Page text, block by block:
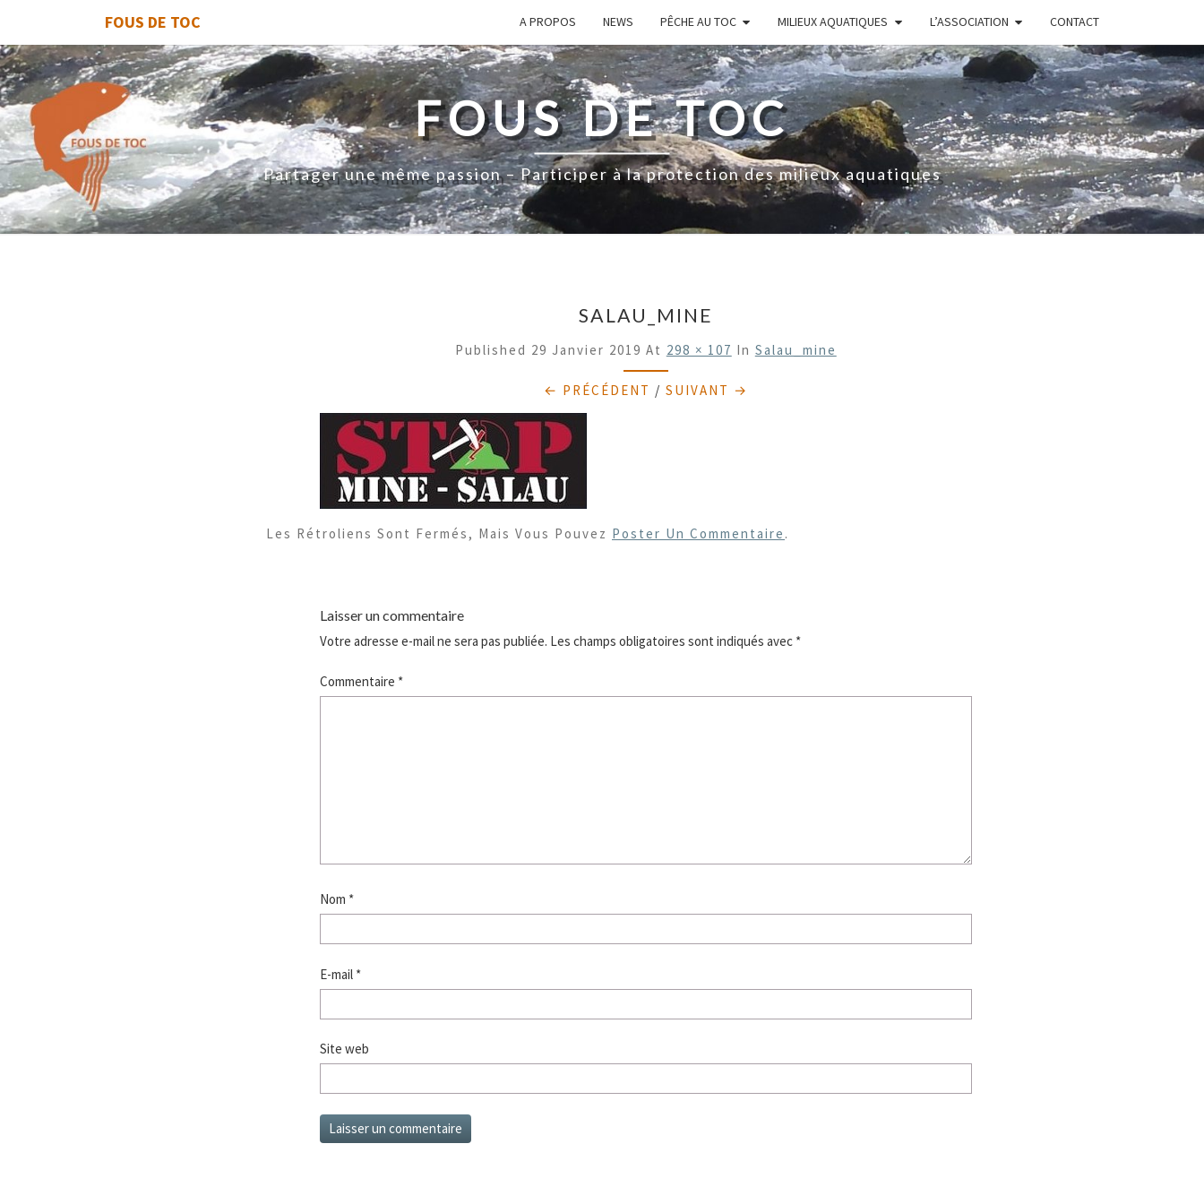
FOUS DE TOC A PROPOS NEWS PÊCHE AU TOC MILIEUX AQUATIQUES L’ASSOCIATION CONTACT
FOUS DE TOC
Partager une même passion – Participer à la protection des milieux aquatiques
SALAU_MINE
Published 29 Janvier 2019 At 298 × 107 In Salau_mine
← PRÉCÉDENT / SUIVANT →
Les Rétroliens Sont Fermés, Mais Vous Pouvez Poster Un Commentaire .
Laisser un commentaire
Votre adresse e-mail ne sera pas publiée. Les champs obligatoires sont indiqués avec *
Commentaire *
Nom *
E-mail *
Site web